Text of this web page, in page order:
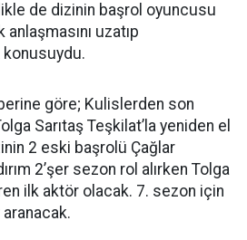
de dizinin başrol oyuncusu
anlaşmasını uzatıp
konusuydu.
göre; Kulislerden son
Sarıtaş Teşkilat’la yeniden el
2 eski başrolü Çağlar
2’şer sezon rol alırken Tolga
ilk aktör olacak. 7. sezon için
aranacak.